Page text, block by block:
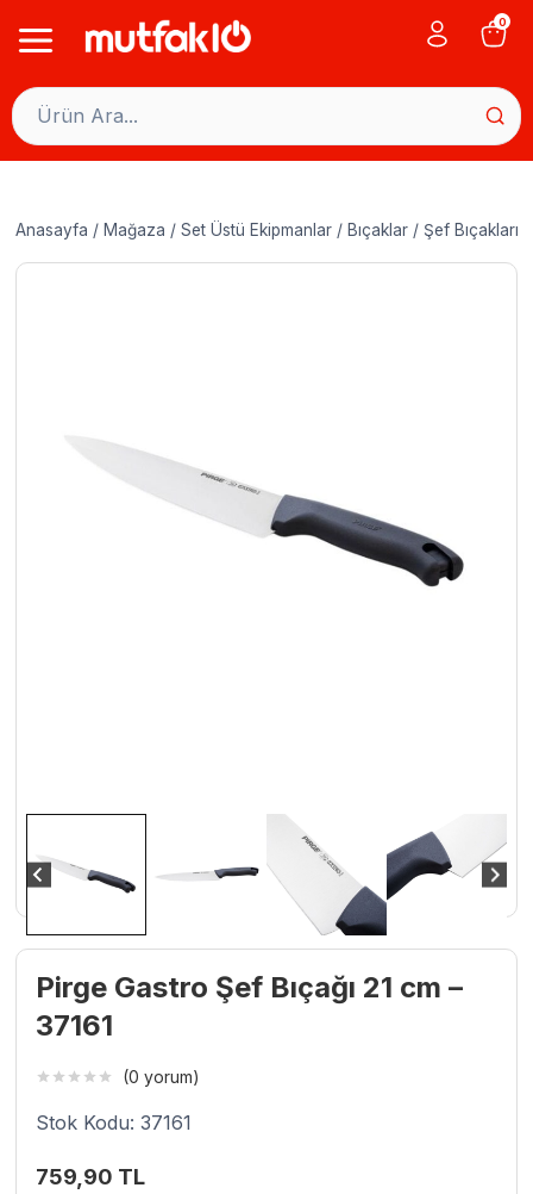
0
Anasayfa / Mağaza / Set Üstü Ekipmanlar / Bıçaklar / Şef Bıçakları
Pirge Gastro Şef Bıçağı 21 cm –
37161
(0 yorum)
Stok Kodu: 37161
759,90 TL